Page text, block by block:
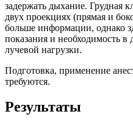
задержать дыхание. Грудная
двух проекциях (прямая и
больше информации, однако
показания и необходимость
лучевой нагрузки.
Подготовка, применение
требуются.
Результаты